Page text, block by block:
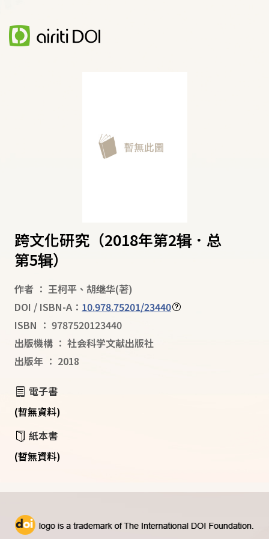
跨文化研究（2018年第2辑．总
第5辑）
作者 ： 王柯平 、 胡继华(著)
DOI / ISBN-A： 10.978.75201/23440
ISBN ： 9787520123440
出版機構 ： 社会科学文献出版社
出版年 ： 2018
電子書
(暫無資料)
紙本書
(暫無資料)